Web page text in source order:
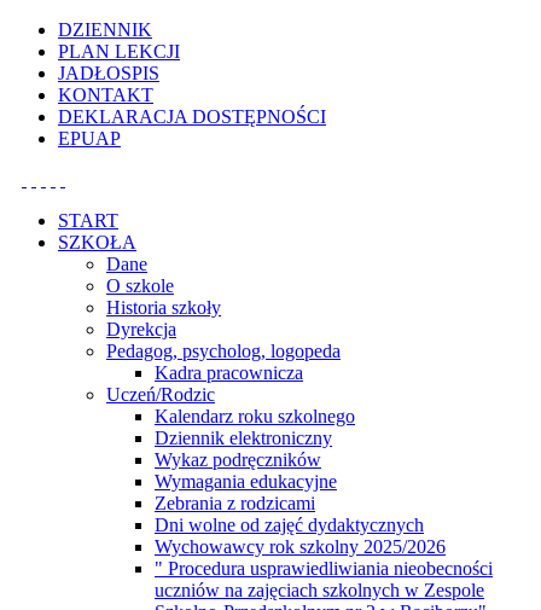
witryna
zawiera
system
dostępności.
DZIENNIK
PLAN LEKCJI
JADŁOSPIS
KONTAKT
DEKLARACJA DOSTĘPNOŚCI
EPUAP
START
SZKOŁA
Dane
O szkole
Historia szkoły
Dyrekcja
Pedagog, psycholog, logopeda
Kadra pracownicza
Uczeń/Rodzic
Kalendarz roku szkolnego
Dziennik elektroniczny
Wykaz podręczników
Wymagania edukacyjne
Zebrania z rodzicami
Dni wolne od zajęć dydaktycznych
Wychowawcy rok szkolny 2025/2026
" Procedura usprawiedliwiania nieobecności
uczniów na zajęciach szkolnych w Zespole